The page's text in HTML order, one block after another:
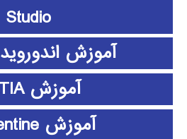
Studio
آموزش اندوروید android
آموزش CATIA
آموزش clementine